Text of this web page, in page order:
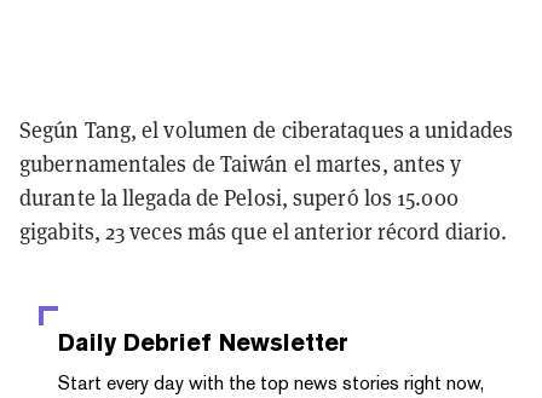
Según Tang, el volumen de ciberataques a unidades
gubernamentales de Taiwán el martes, antes y
durante la llegada de Pelosi, superó los 15.000
gigabits, 23 veces más que el anterior récord diario.
Daily Debrief Newsletter
Start every day with the top news stories right now,